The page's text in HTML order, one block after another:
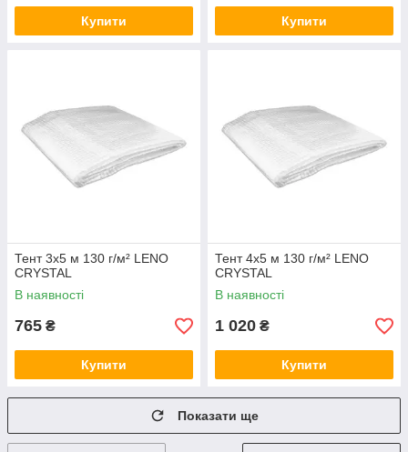
Купити Купити
Тент 3х5 м 130 г/м² LENO
CRYSTAL
В наявності
765 ₴
Купити
Тент 4х5 м 130 г/м² LENO
CRYSTAL
В наявності
1 020 ₴
Купити
Показати ще